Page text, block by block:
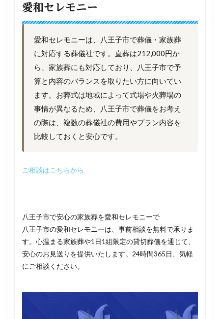
愛和セレモニー
愛和セレモニーは、八王子市で葬儀・家族葬
に対応する葬儀社です。直葬は212,000円か
ら、家族葬にも対応しており、八王子市で予
算と内容のバランスを取りたい方に向いてい
ます。お葬式は地域によって式場や火葬場の
事情が異なるため、八王子市で葬儀をお考え
の際は、複数の葬儀社の費用やプラン内容を
比較しておくと安心です。
ご相談はこちらから
八王子市で安心の家族葬を愛和セレモニーで
八王子市の愛和セレモニーは、事前相談を無料で承りま
す。心温まる家族葬や1日1組限定の貸切葬儀を通じて、
安心のお見送りを提供いたします。24時間365日、気軽
にご相談ください。